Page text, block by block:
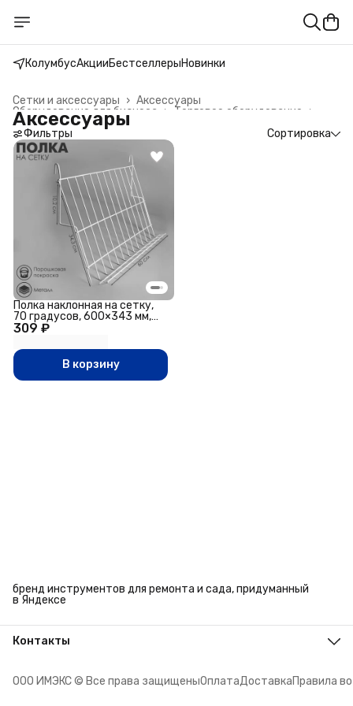
КолумбусАкцииБестселлерыНовинки
Аксессуары
Сетки и аксессуары ›
Торговое оборудование
›
Оборудование для бизнеса
›
Главная ›
Аксессуары
Фильтры Сортировка
309 ₽
Полка наклонная на сетку,
70 градусов, 600×343 мм,
цвет белый
В корзину
бренд инструментов для ремонта и сада, придуманный
в Яндексе
Контакты
Телефон
ООО ИМЭКС © Все права защищеныОплатаДоставкаПравила